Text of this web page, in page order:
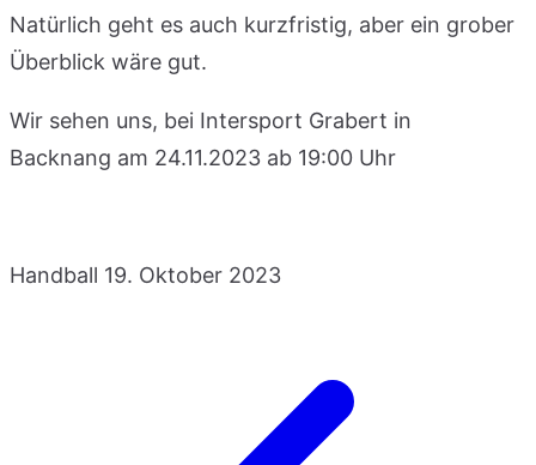
Natürlich geht es auch kurzfristig, aber ein grober
Überblick wäre gut.
Wir sehen uns, bei Intersport Grabert in
Backnang am 24.11.2023 ab 19:00 Uhr
Handball 19. Oktober 2023